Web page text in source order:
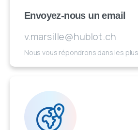
Envoyez-nous un email
v.marsille@hublot.ch
Nous vous répondrons dans les